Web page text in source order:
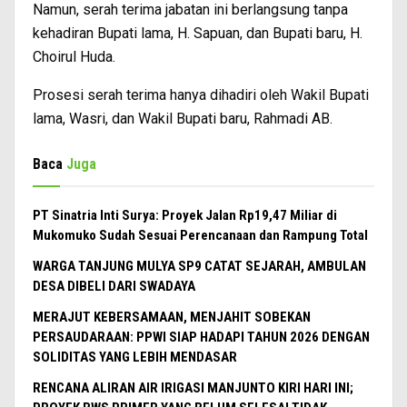
Namun, serah terima jabatan ini berlangsung tanpa
kehadiran Bupati lama, H. Sapuan, dan Bupati baru, H.
Choirul Huda.
Prosesi serah terima hanya dihadiri oleh Wakil Bupati
lama, Wasri, dan Wakil Bupati baru, Rahmadi AB.
Baca Juga
PT Sinatria Inti Surya: Proyek Jalan Rp19,47 Miliar di
Mukomuko Sudah Sesuai Perencanaan dan Rampung Total
WARGA TANJUNG MULYA SP9 CATAT SEJARAH, AMBULAN
DESA DIBELI DARI SWADAYA
MERAJUT KEBERSAMAAN, MENJAHIT SOBEKAN
PERSAUDARAAN: PPWI SIAP HADAPI TAHUN 2026 DENGAN
SOLIDITAS YANG LEBIH MENDASAR
RENCANA ALIRAN AIR IRIGASI MANJUNTO KIRI HARI INI;